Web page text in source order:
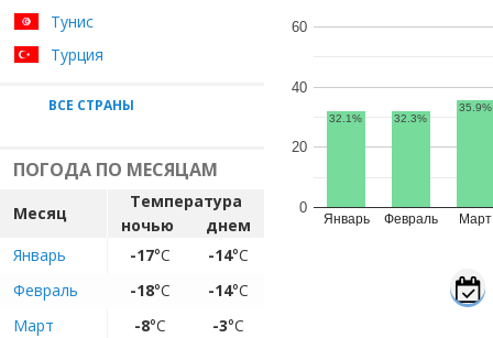
Тунис
Турция
ВСЕ СТРАНЫ
ПОГОДА ПО МЕСЯЦАМ
Месяц
Температура
ночью
днем
Январь
-17°C -14°C
Февраль
-18°C -14°C
Март
-8°C -3°C
Январь Февраль Март
0
20
40
60
32.1% 32.3%
35.9%